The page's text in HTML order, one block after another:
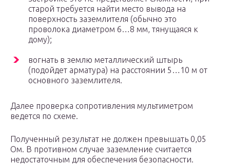
старой требуется найти место вывода на
поверхность заземлителя (обычно это
проволока диаметром 6…8 мм, тянущаяся к
дому);
вогнать в землю металлический штырь
(подойдет арматура) на расстоянии 5…10 м от
основного заземлителя.
Далее проверка сопротивления мультиметром
ведется по схеме.
Полученный результат не должен превышать 0,05
Ом. В противном случае заземление считается
недостаточным для обеспечения безопасности.